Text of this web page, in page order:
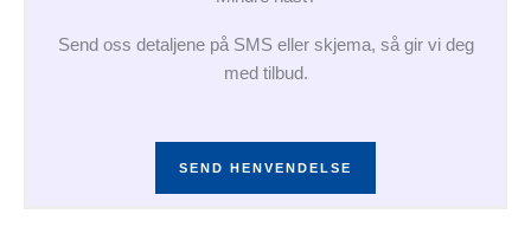
Send oss detaljene på SMS eller skjema, så gir vi deg
med tilbud.
SEND HENVENDELSE